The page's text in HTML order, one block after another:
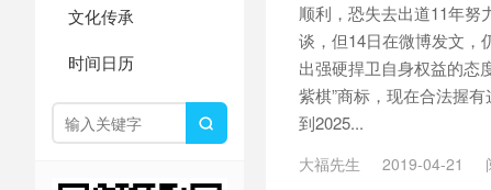
文化传承
时间日历

顺利，恐失去出道11年努
谈，但14日在微博发文，
出强硬捍卫自身权益的态
紫棋”商标，现在合法握
到2025...
大福先生 2019-04-21